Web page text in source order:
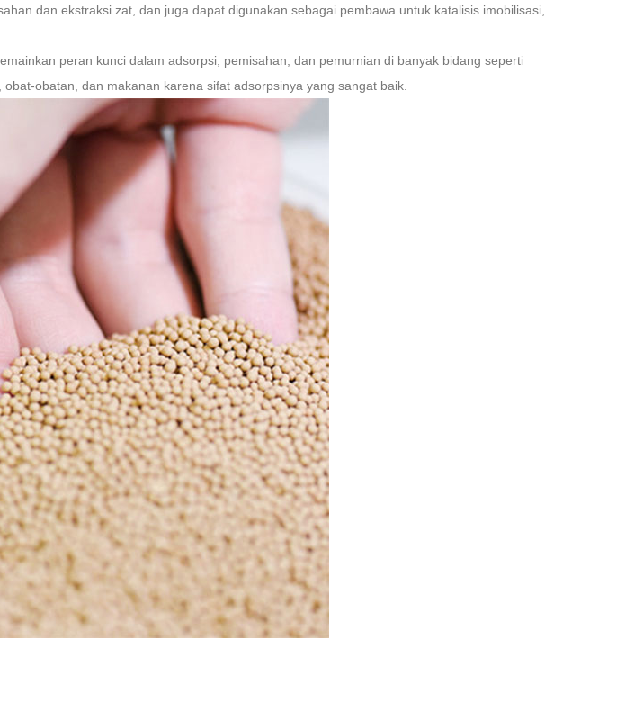
dan ekstraksi zat, dan juga dapat digunakan sebagai pembawa untuk katalisis imobilisasi,
peran kunci dalam adsorpsi, pemisahan, dan pemurnian di banyak bidang seperti
obatan, dan makanan karena sifat adsorpsinya yang sangat baik.